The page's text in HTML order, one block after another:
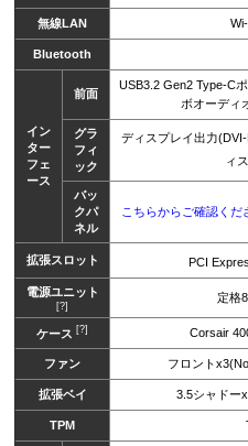
無線LAN
Bluetooth
イン
ター
フェ
ース
前面
USB3.2 Gen2 Type-C
ボオーディ
グラ
フィ
ック
ディスプレイ出力
ィ
バッ
クパ
ネル
こちらからご確認くだ
拡張スロット PCI
電源ユニット
[?]
定格
ケース [?] Corsair
ファン フロント
拡張ベイ 3.5シャドー
TPM